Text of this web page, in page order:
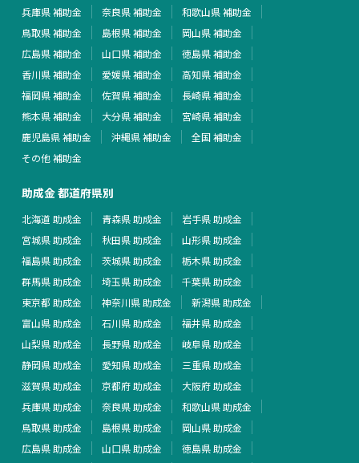
兵庫県 補助金
奈良県 補助金
和歌山県 補助金
鳥取県 補助金
島根県 補助金
岡山県 補助金
広島県 補助金
山口県 補助金
徳島県 補助金
香川県 補助金
愛媛県 補助金
高知県 補助金
福岡県 補助金
佐賀県 補助金
長崎県 補助金
熊本県 補助金
大分県 補助金
宮崎県 補助金
鹿児島県 補助金
沖縄県 補助金
全国 補助金
その他 補助金
助成金 都道府県別
北海道 助成金 青森県 助成金
岩手県 助成金
宮城県 助成金
秋田県 助成金
山形県 助成金
福島県 助成金
茨城県 助成金
栃木県 助成金
群馬県 助成金
埼玉県 助成金
千葉県 助成金
東京都 助成金
神奈川県 助成金
新潟県 助成金
富山県 助成金
石川県 助成金
福井県 助成金
山梨県 助成金
長野県 助成金
岐阜県 助成金
静岡県 助成金
愛知県 助成金
三重県 助成金
滋賀県 助成金
京都府 助成金
大阪府 助成金
兵庫県 助成金
奈良県 助成金
和歌山県 助成金
鳥取県 助成金
島根県 助成金
岡山県 助成金
広島県 助成金
山口県 助成金
徳島県 助成金